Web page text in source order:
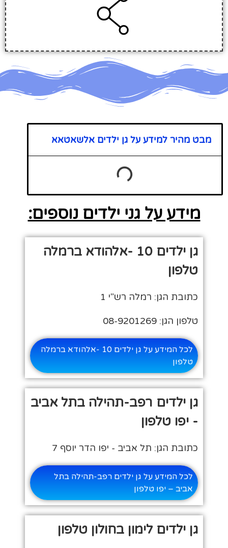
מבט מהיר למידע על גן ילדים אלשאטאא
מידע על גני ילדים נוספים:
גן ילדים 10 -אלהודא ברמלה
טלפון
כתובת הגן: רמלה רש"י 1
טלפון הגן: 08-9201269
לכל המידע על גן ילדים 10 -אלהודא ברמלה
טלפון
גן ילדים רפב-תהילה בתל אביב
- יפו טלפון
כתובת הגן: תל אביב - יפו הדר יוסף 7
לכל המידע על גן ילדים רפב-תהילה בתל
אביב – יפו טלפון
גן ילדים לימון בחולון טלפון